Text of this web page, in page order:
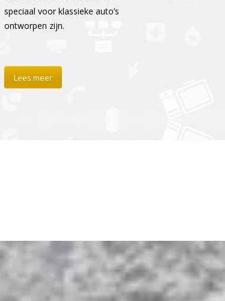
speciaal voor klassieke auto’s
ontworpen zijn.
Lees meer